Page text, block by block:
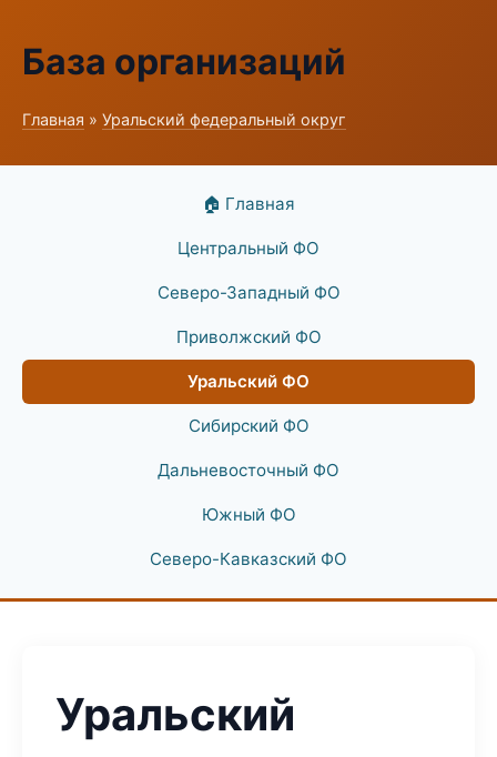
База организаций
Главная » Уральский федеральный округ
🏠 Главная
Центральный ФО
Северо-Западный ФО
Приволжский ФО
Уральский ФО
Сибирский ФО
Дальневосточный ФО
Южный ФО
Северо-Кавказский ФО
Уральский